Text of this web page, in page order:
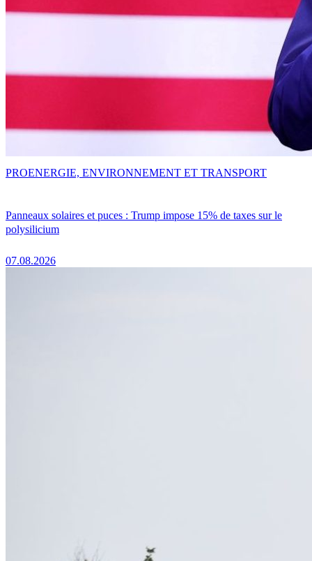
Panneaux solaires et puces : Trump impose 15% de taxes sur le
polysilicium
07.08.2026
PROENERGIE, ENVIRONNEMENT ET TRANSPORT